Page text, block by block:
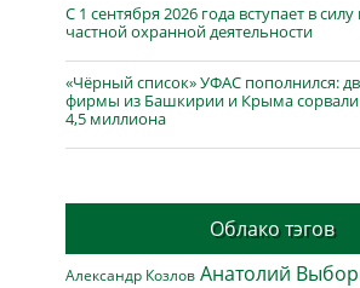
С 1 сентября 2026 года вступает в
частной охранной деятельности
«Чёрный список» УФАС пополнился:
фирмы из Башкирии и Крыма сорвали
4,5 миллиона
Облако тэгов
Александр Козлов Анатолий